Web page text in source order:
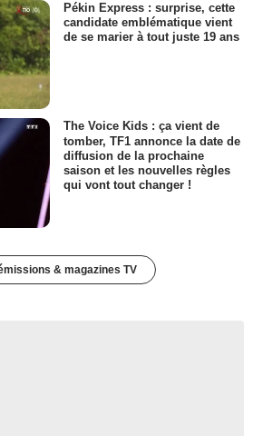
Pékin Express : surprise, cette
candidate emblématique vient
de se marier à tout juste 19 ans
The Voice Kids : ça vient de
tomber, TF1 annonce la date de
diffusion de la prochaine
saison et les nouvelles règles
qui vont tout changer !
& magazines TV